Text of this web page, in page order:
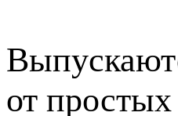
от простых